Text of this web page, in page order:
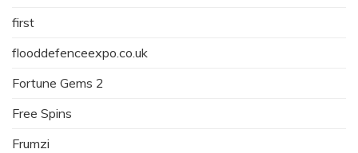
first
flooddefenceexpo.co.uk
Fortune Gems 2
Free Spins
Frumzi